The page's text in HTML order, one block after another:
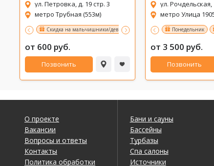
(Revival)
ул. Петровка, д. 19 стр. 3
метро Трубная (553м)
Скидка на мальчишники/девичники 10% Именинникам 10%
от 600 руб.
Позвонить
ул. Рочдельская,
метро Улица
Понедельник
от 3 500 руб.
Позвонить
О проекте
Вакансии
Вопросы и ответы
Контакты
Политика обработки
Бани и сауны
Бассейны
Турбазы
Спа салоны
Источники